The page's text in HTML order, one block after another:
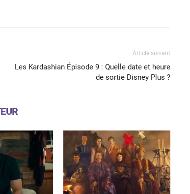
Article suivant
Les Kardashian Épisode 9 : Quelle date et heure
de sortie Disney Plus ?